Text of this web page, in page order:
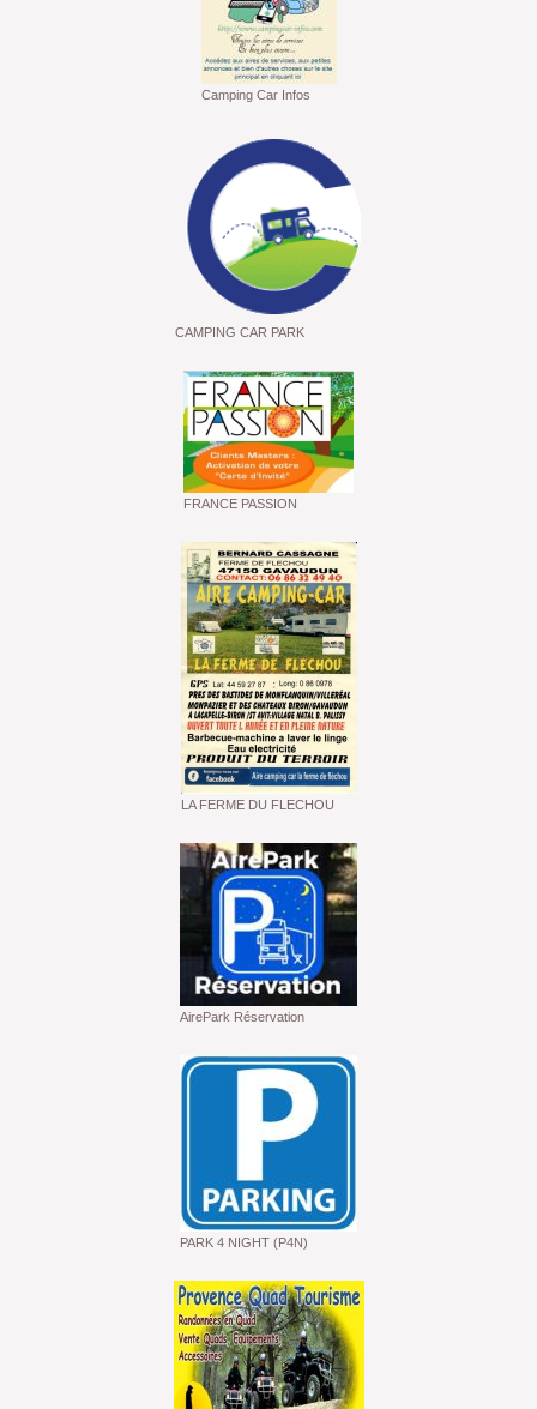
Camping Car Infos
CAMPING CAR PARK
FRANCE PASSION
LA FERME DU FLECHOU
AirePark Réservation
PARK 4 NIGHT (P4N)